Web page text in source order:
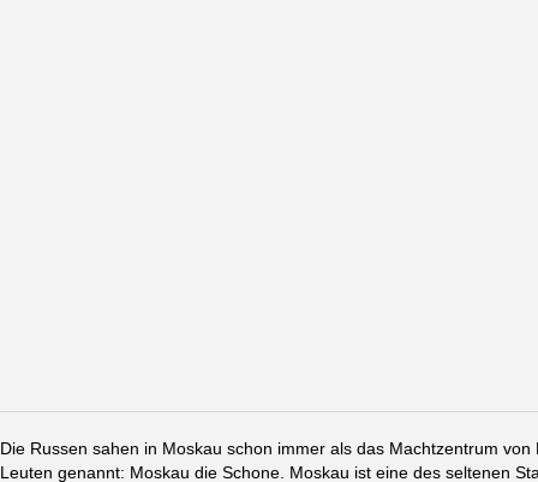
Die Russen sahen in Moskau schon immer als das Machtzentrum
Leuten genannt: Moskau die Schone. Moskau ist eine des seltenen